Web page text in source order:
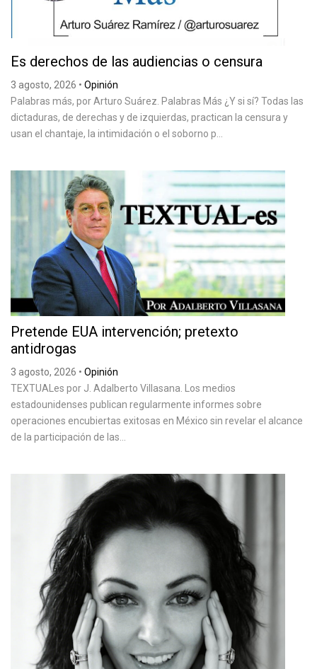
Es derechos de las audiencias o censura
3 agosto, 2026 • Opinión
Palabras más, por Arturo Suárez. Palabras Más ¿Y si sí? Todas las
dictaduras, de derechas y de izquierdas, practican la censura y
usan el chantaje, la intimidación o el soborno p...
Pretende EUA intervención; pretexto
antidrogas
3 agosto, 2026 • Opinión
TEXTUALes por J. Adalberto Villasana. Los medios
estadounidenses publican regularmente informes sobre
operaciones encubiertas exitosas en México sin revelar el alcance
de la participación de las...